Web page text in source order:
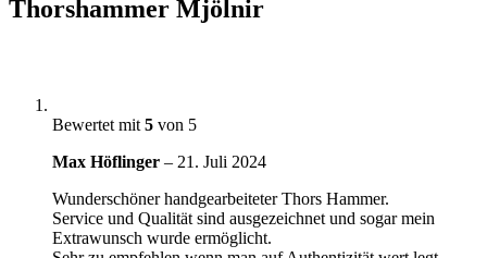
Thorshammer Mjölnir
Bewertet mit 5 von 5
Max Höflinger – 21. Juli 2024
Wunderschöner handgearbeiteter Thors Hammer.
Service und Qualität sind ausgezeichnet und sogar mein
Extrawunsch wurde ermöglicht.